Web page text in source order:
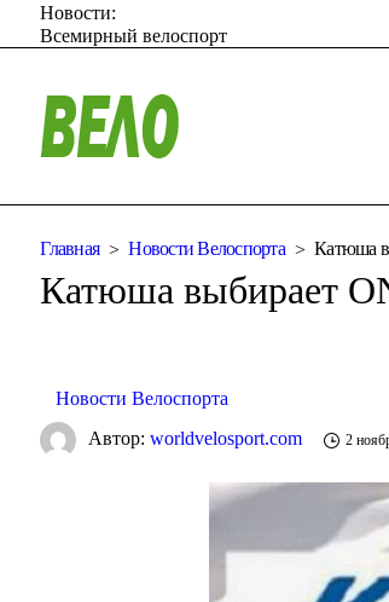
Новости:
Всемирный велоспорт
Главная Новости Велоспорта Катюша
Катюша выбирает
Новости Велоспорта
Автор:worldvelosport.com 2